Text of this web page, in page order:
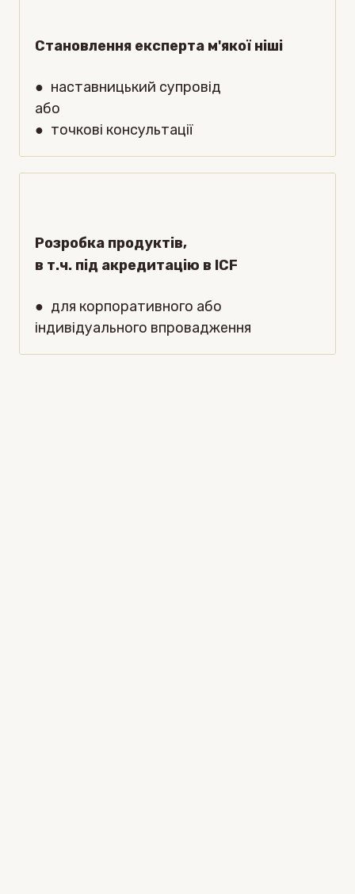
Становлення експерта м'якої ніші
● наставницький супровід
або
● точкові консультації
Розробка продуктів,
в т.ч. під акредитацію в ICF
● для корпоративного або
індивідуального впровадження